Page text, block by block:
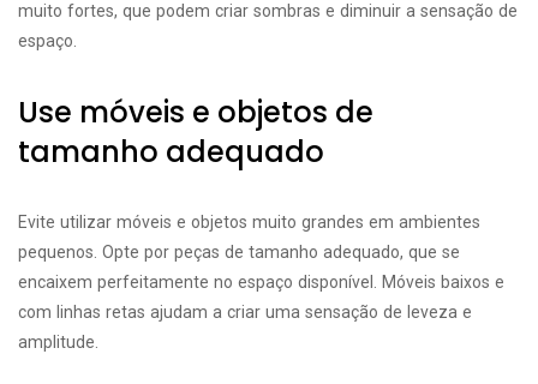
muito fortes, que podem criar sombras e diminuir a sensação de
espaço.
Use móveis e objetos de
tamanho adequado
Evite utilizar móveis e objetos muito grandes em ambientes
pequenos. Opte por peças de tamanho adequado, que se
encaixem perfeitamente no espaço disponível. Móveis baixos e
com linhas retas ajudam a criar uma sensação de leveza e
amplitude.